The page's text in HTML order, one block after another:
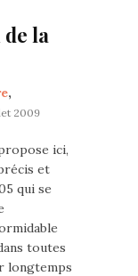
la
,
2009
ici,
et
qui se
toutes
longtemps